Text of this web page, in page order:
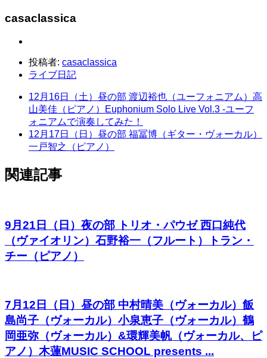
casaclassica
投稿者: casaclassica
ライブ日記
12月16日（土）昼の部 渡辺裕也（ユーフォニアム）高
山美佳（ピアノ）Euphonium Solo Live Vol.3 -ユーフ
ォニアムで演奏してみた！
12月17日（日）昼の部 福冨博（ギター・ヴォーカル）
一戸智之（ピアノ）
関連記事
9月21日（日）夜の部 トリオ・パウゼ 西口純代
（ヴァイオリン）石野裕一（フルート）トラン・
チー（ピアノ）
7月12日（日）昼の部 中村晴美（ヴォーカル）飯
島尚子（ヴォーカル）小泉恵子（ヴォーカル）鶴
岡亜弥（ヴォーカル）&環輝美帆（ヴォーカル、ピ
アノ）木蓮MUSIC SCHOOL presents ...